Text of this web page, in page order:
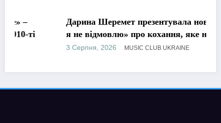
Дарина Шеремет презентувала нову пісню «А
я не відмовлю» про кохання, яке надихає
3 Серпня, 2026 MUSIC CLUB UKRAINE